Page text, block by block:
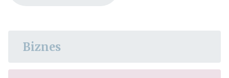
Biznes